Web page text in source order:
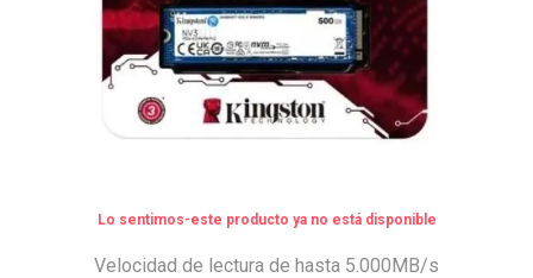
Lo sentimos-este producto ya no está disponible
Velocidad de lectura de hasta 5.000MB/s